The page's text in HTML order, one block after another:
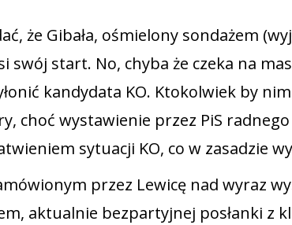
że Gibała, ośmielony sondażem
swój start. No, chyba że czeka na
kandydata KO. Ktokolwiek by
choć wystawienie przez PiS
sytuacji KO, co w zasadzie
przez Lewicę nad wyraz
aktualnie bezpartyjnej posłanki z